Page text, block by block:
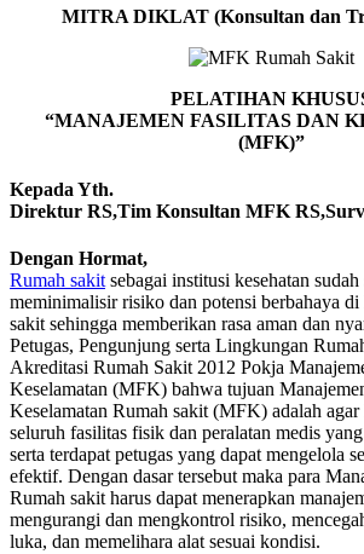
MITRA DIKLAT (Konsultan dan
PELATIHAN
“MANAJEMEN FASILITAS DAN
(MFK)”
Kepada Yth.
Direktur RS,Tim Konsultan MFK
Dengan Hormat,
Rumah sakit sebagai institusi kesehatan
meminimalisir risiko dan potensi berbahaya
sakit sehingga memberikan rasa aman dan
Petugas, Pengunjung serta Lingkungan
Akreditasi Rumah Sakit 2012 Pokja
Keselamatan (MFK) bahwa tujuan
Keselamatan Rumah sakit (MFK) adalah
seluruh fasilitas fisik dan peralatan medis
serta terdapat petugas yang dapat mengelola
efektif. Dengan dasar tersebut maka para
Rumah sakit harus dapat menerapkan
mengurangi dan mengkontrol risiko,
luka, dan memelihara alat sesuai kondisi.